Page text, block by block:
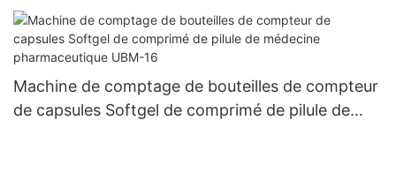
médecine pharmaceutique UBM-8
Machine de comptage de bouteilles de compteur
de capsules Softgel de comprimé de pilule de